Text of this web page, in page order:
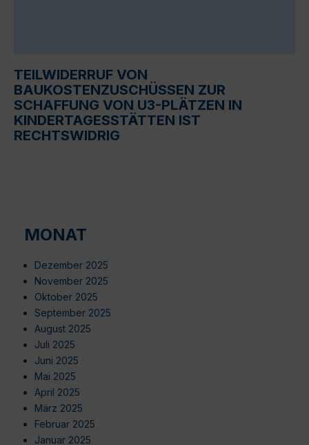
TEILWIDERRUF VON
BAUKOSTENZUSCHÜSSEN ZUR
SCHAFFUNG VON U3-PLÄTZEN IN
KINDERTAGESSTÄTTEN IST
RECHTSWIDRIG
MONAT
Dezember 2025
November 2025
Oktober 2025
September 2025
August 2025
Juli 2025
Juni 2025
Mai 2025
April 2025
März 2025
Februar 2025
Januar 2025